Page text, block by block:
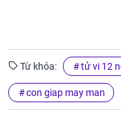
Từ khóa: tử vi 12
con giap may man